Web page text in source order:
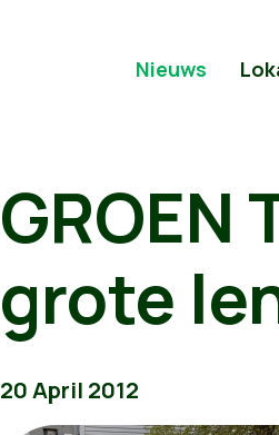
Nieuws
GROEN
grote
20 April 2012